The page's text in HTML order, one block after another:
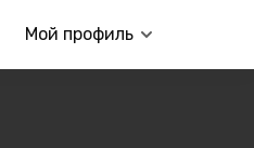
Мой профиль